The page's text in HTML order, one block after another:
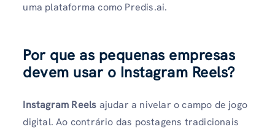
uma plataforma como Predis.ai.
Por que as pequenas empresas
devem usar o Instagram Reels?
Instagram Reels ajudar a nivelar o campo de jogo
digital. Ao contrário das postagens tradicionais